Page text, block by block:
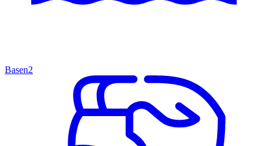
Basen2